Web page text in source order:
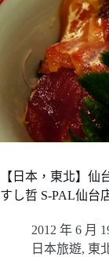
【日本，東北】
すし哲 S-PAL仙台
2012 年 6 月
日本旅遊, 東